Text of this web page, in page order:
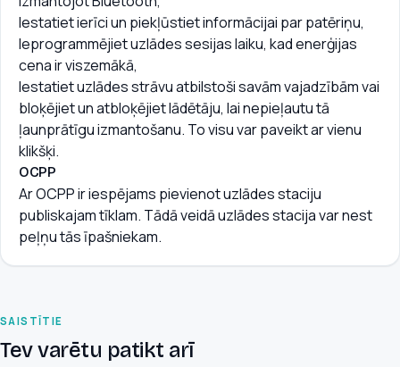
Iestatiet ierīci un piekļūstiet informācijai par patēriņu,
Ieprogrammējiet uzlādes sesijas laiku, kad enerģijas
cena ir viszemākā,
Iestatiet uzlādes strāvu atbilstoši savām vajadzībām vai
bloķējiet un atbloķējiet lādētāju, lai nepieļautu tā
ļaunprātīgu izmantošanu. To visu var paveikt ar vienu
klikšķi.
OCPP
Ar OCPP ir iespējams pievienot uzlādes staciju
publiskajam tīklam. Tādā veidā uzlādes stacija var nest
peļņu tās īpašniekam.
SAISTĪTIE
Tev varētu patikt arī